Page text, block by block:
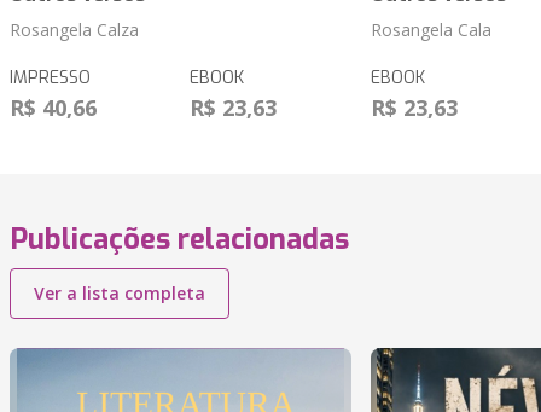
Rosangela Calza
IMPRESSO
R$ 40,66
EBOOK
R$ 23,63
Rosangela Cala
EBOOK
R$ 23,63
Publicações relacionadas
Ver a lista completa